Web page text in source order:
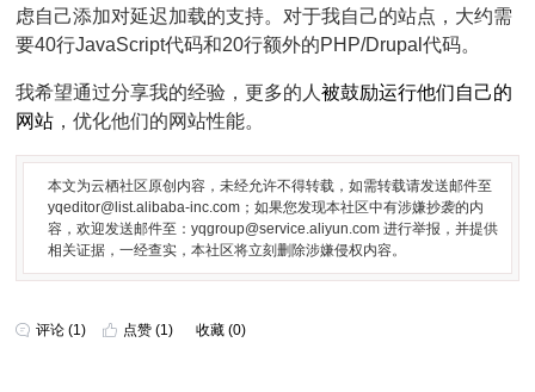
虑自己添加对延迟加载的支持。对于我自己的站点，大约需
要40行JavaScript代码和20行额外的PHP/Drupal代码。
我希望通过分享我的经验，更多的人被鼓励运行他们自己的
网站 ，优化他们的网站性能。
本文为云栖社区原创内容，未经允许不得转载，如需转载请发送邮件至
yqeditor@list.alibaba-inc.com；如果您发现本社区中有涉嫌抄袭的内
容，欢迎发送邮件至：yqgroup@service.aliyun.com 进行举报，并提供
相关证据，一经查实，本社区将立刻删除涉嫌侵权内容。
评论 (1) 点赞 (1) 收藏 (0)